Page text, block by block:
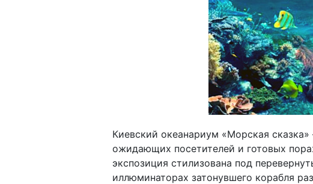
Киевский океанариум «Морская
ожидающих посетителей и готовых
экспозиция стилизована под
иллюминаторах затонувшего корабля